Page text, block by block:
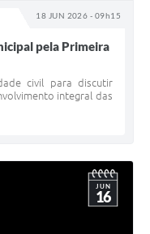
18 JUN 2026 - 09h15
pela Primeira
civil para discutir
integral das
JUN
16